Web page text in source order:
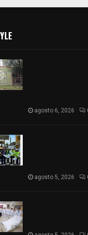
agosto 6, 2026
agosto 5, 2026